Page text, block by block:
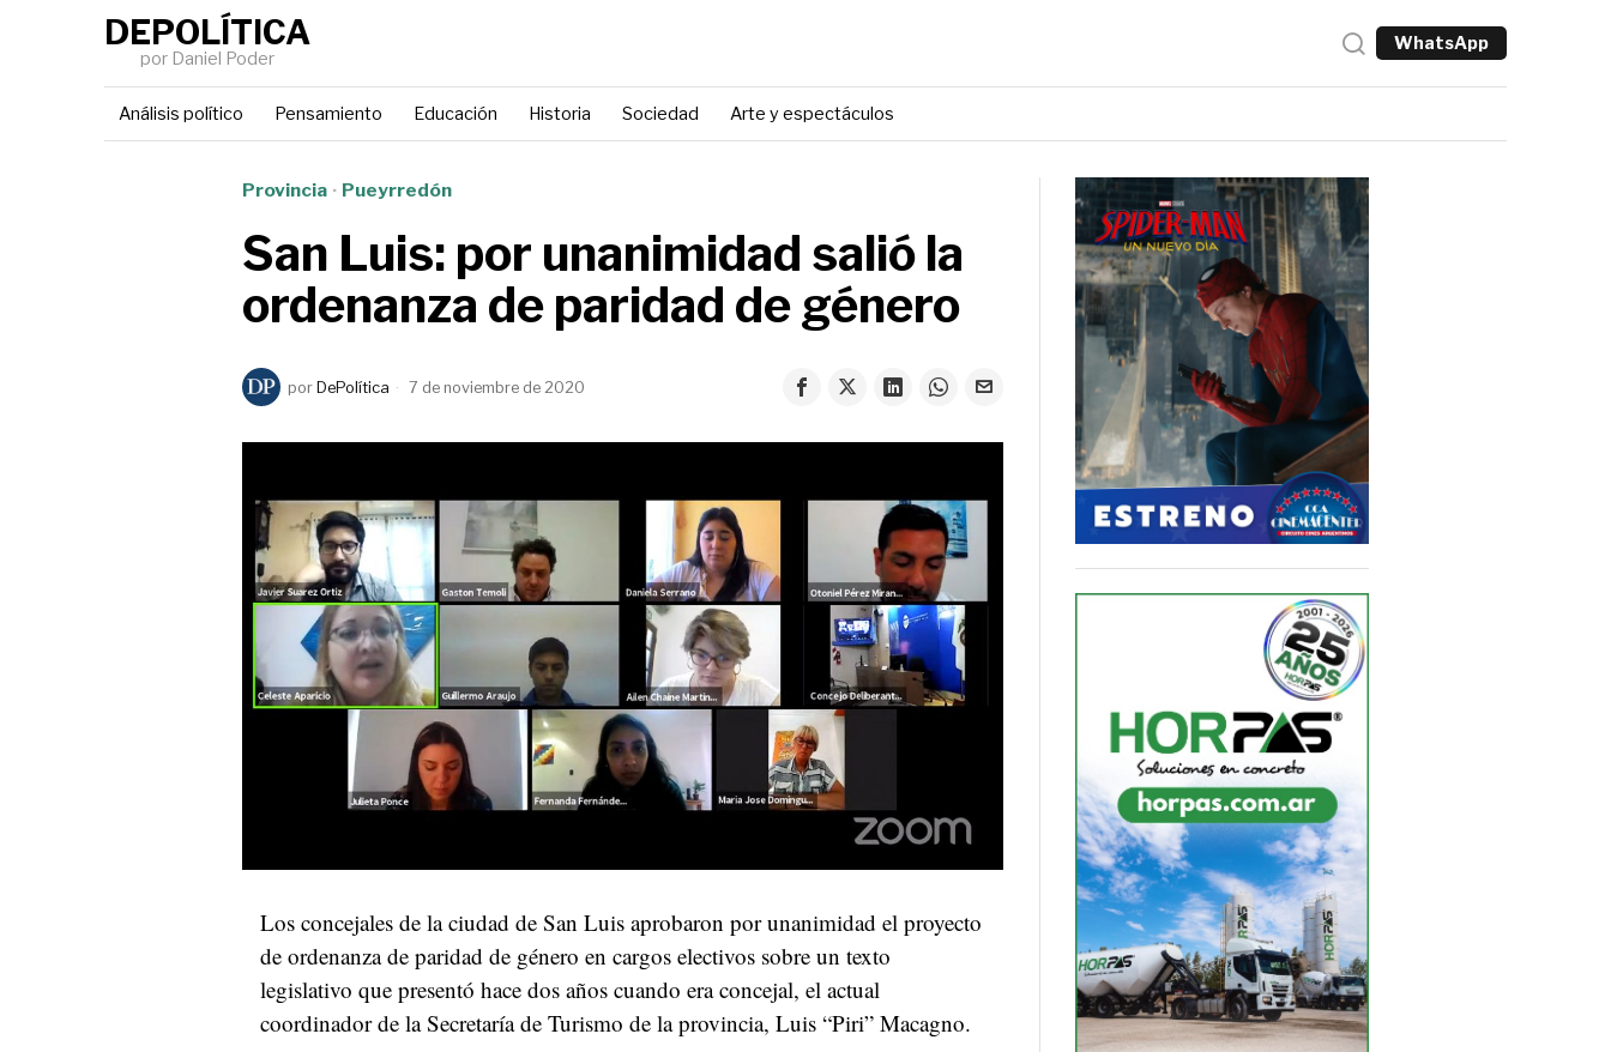
DEPOLÍTICA
por Daniel Poder
WhatsApp
Análisis político Pensamiento Educación Historia Sociedad Arte y espectáculos
Provincia · Pueyrredón
San Luis: por unanimidad salió la
ordenanza de paridad de género
por DePolítica 7 de noviembre de 2020
Los concejales de la ciudad de San Luis aprobaron por unanimidad el proyecto
de ordenanza de paridad de género en cargos electivos sobre un texto
legislativo que presentó hace dos años cuando era concejal, el actual
coordinador de la Secretaría de Turismo de la provincia, Luis “Piri” Macagno.